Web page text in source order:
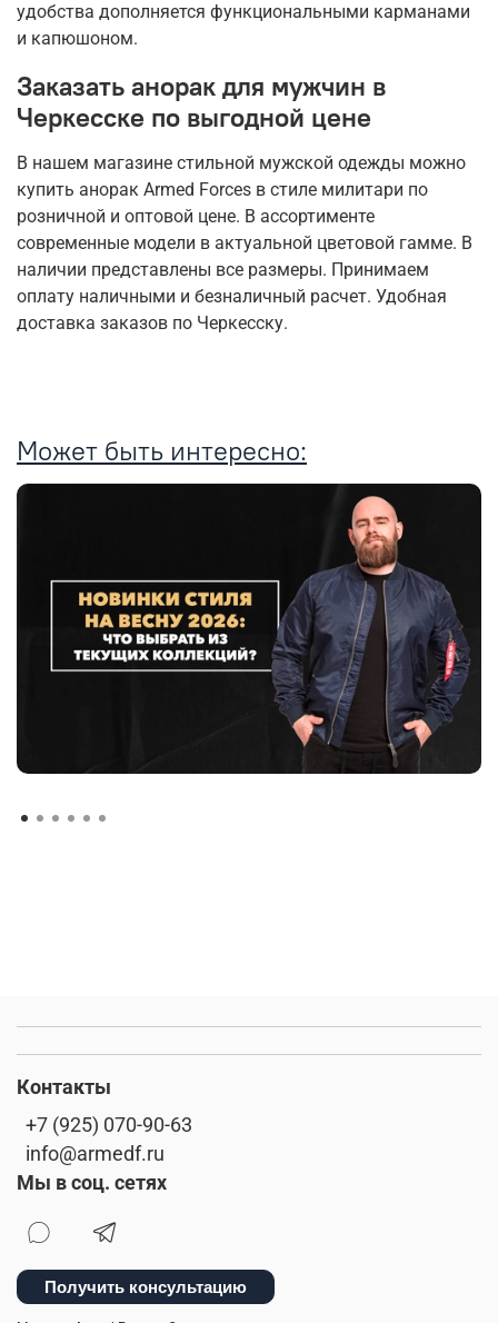
удобства дополняется функциональными карманами
и капюшоном.
Заказать анорак для мужчин в
Черкесске по выгодной цене
В нашем магазине стильной мужской одежды можно
купить анорак Armed Forces в стиле милитари по
розничной и оптовой цене. В ассортименте
современные модели в актуальной цветовой гамме. В
наличии представлены все размеры. Принимаем
оплату наличными и безналичный расчет. Удобная
доставка заказов по Черкесску.
Может быть интересно:
Контакты
+7 (925) 070-90-63
info@armedf.ru
Мы в соц. сетях
Получить консультацию